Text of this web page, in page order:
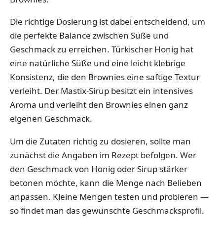
Die richtige Dosierung ist dabei entscheidend, um
die perfekte Balance zwischen Süße und
Geschmack zu erreichen. Türkischer Honig hat
eine natürliche Süße und eine leicht klebrige
Konsistenz, die den Brownies eine saftige Textur
verleiht. Der Mastix-Sirup besitzt ein intensives
Aroma und verleiht den Brownies einen ganz
eigenen Geschmack.
Um die Zutaten richtig zu dosieren, sollte man
zunächst die Angaben im Rezept befolgen. Wer
den Geschmack von Honig oder Sirup stärker
betonen möchte, kann die Menge nach Belieben
anpassen. Kleine Mengen testen und probieren —
so findet man das gewünschte Geschmacksprofil.